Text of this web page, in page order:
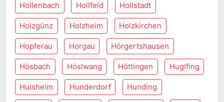
Hollenbach Hollfeld Hollstadt
Holzgünz Holzheim Holzkirchen
Hopferau Horgau Hörgertshausen
Hösbach Höslwang Höttingen Huglfing
Huisheim Hunderdorf Hunding